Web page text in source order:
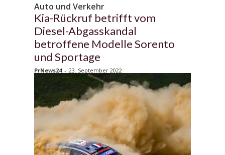
Auto und Verkehr
Kia-Rückruf betrifft vom
Diesel-Abgasskandal
betroffene Modelle Sorento
und Sportage
PrNews24 - 23. September 2022